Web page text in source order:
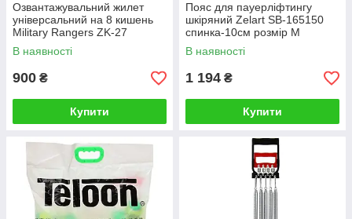
Озвантажувальний жилет
універсальний на 8 кишень
Military Rangers ZK-27
В наявності
900 ₴
Купити
Пояс для пауерліфтингу
шкіряний Zelart SB-165150
спинка-10см розмір М
В наявності
1 194 ₴
Купити